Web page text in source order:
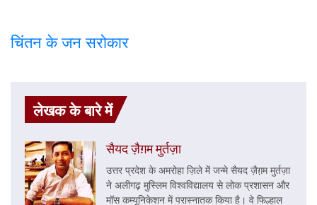
चिंतन के जन सरोकार
लेखक के बारे में
सैयद ज़ैग़म मुर्तज़ा
उत्तर प्रदेश के अमरोहा ज़िले में जन्मे सैयद ज़ैग़़म मुर्तज़ा
ने अलीगढ़ मुस्लिम विश्वविद्यालय से लोक प्रशासन और
मॉस कम्यूनिकेशन में परास्नातक किया है। वे फिल्हाल